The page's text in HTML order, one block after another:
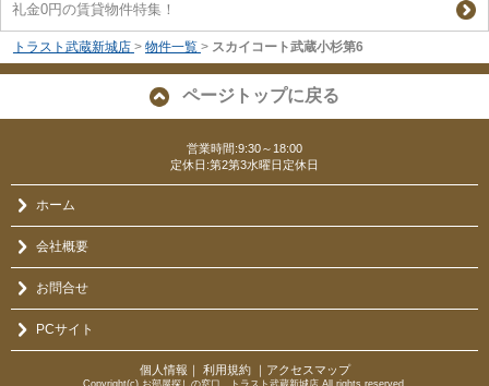
礼金0円の賃貸物件特集！
トラスト武蔵新城店 > 物件一覧 > スカイコート武蔵小杉第6
ページトップに戻る
営業時間:9:30～18:00
定休日:第2第3水曜日定休日
ホーム
会社概要
お問合せ
PCサイト
個人情報 利用規約｜ アクセスマップ